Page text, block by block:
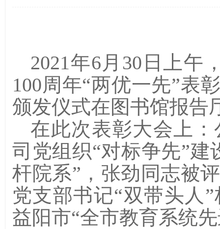
2021年6月 30 日上午
100周年“两优一先”表
颁发仪式在图书馆报告
在此次表彰大会上
司党组织“对标争先”建
杆院系” ，张劲同志被
党支部书记“双带头人 ”
益阳市“全市教育系统